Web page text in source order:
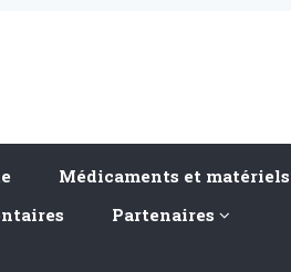
Médicaments et matériels
Partenaires